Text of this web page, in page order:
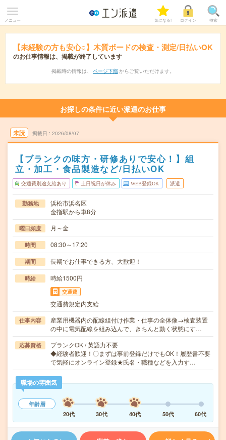
メニュー 気になる! ログイン 検索
【未経験の方も安心○】木質ボードの検査・測定/日払いOK
のお仕事情報は、掲載が終了しています
掲載時の情報は、 ページ下部 からご覧いただけます。
お探しの条件に近い派遣のお仕事
未読 掲載日 2026/08/07
【ブランクの味方・研修ありで安心！】組
立・加工・食品製造など/日払いOK
交通費別途支給あり 土日祝日が休み WEB登録OK 派遣
勤務地
浜松市浜名区
金指駅から車8分
曜日頻度 月～金
時間 08:30～17:20
期間 長期でお仕事できる方、大歓迎！
時給 時給1500円
交通費
交通費規定内支給
仕事内容
産業用機器内の配線組付け作業・仕事の全体像→検査装置
の中に電気配線を組み込んで、きちんと動く状態にす…
応募資格
ブランクOK / 英語力不要
◆経験者歓迎！〇まずは事前登録だけでもOK！履歴書不要
で気軽にオンライン登録★氏名・職種などを入力す…
職場の雰囲気
年齢層
20代
30代 40代 50代 60代